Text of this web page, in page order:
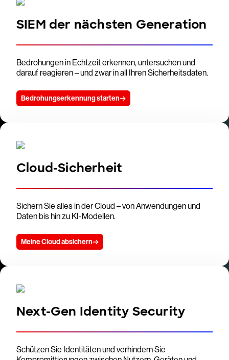
SIEM der nächsten Generation
Bedrohungen in Echtzeit erkennen, untersuchen und
darauf reagieren – und zwar in all Ihren Sicherheitsdaten.
Bedrohungserkennung starten
Cloud-Sicherheit
Sichern Sie alles in der Cloud – von Anwendungen und
Daten bis hin zu KI-Modellen.
Meine Cloud absichern
Next-Gen Identity Security
Schützen Sie Identitäten und verhindern Sie